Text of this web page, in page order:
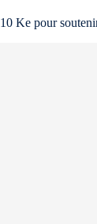
10 Ke pour